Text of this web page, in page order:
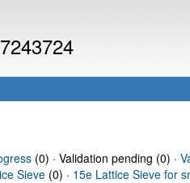
(0) · Validation pending (0) ·
Sieve (0) · 15e Lattice Sieve for